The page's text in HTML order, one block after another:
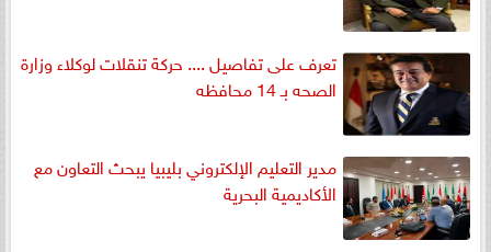
تعرف على تفاصيل .... حركة تنقلات لوكلاء وزارة
الصحه بـ 14 محافظه
مدير التعليم الإلكتروني بليبيا يبحث التعاون مع
الأكاديمية البحرية